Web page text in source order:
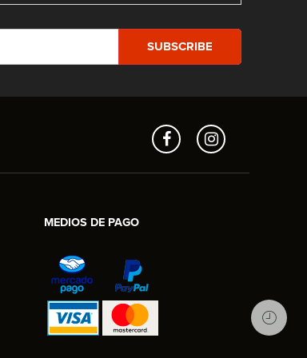
MEDIOS DE PAGO
Aros en Línea
Asesor Comercial